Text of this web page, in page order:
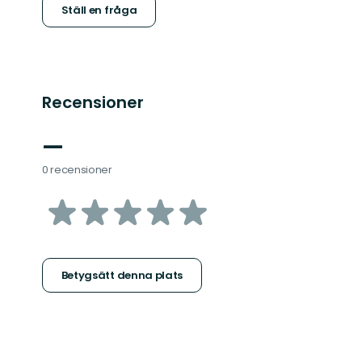
Ställ en fråga
Recensioner
—
0 recensioner
av
stjärnor
Betygsätt denna plats